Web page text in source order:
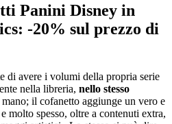
Panini Disney in
-20% sul prezzo di
di avere i volumi della propria serie
nella libreria, nello stesso
il cofanetto aggiunge un vero e
molto spesso, oltre a contenuti extra,